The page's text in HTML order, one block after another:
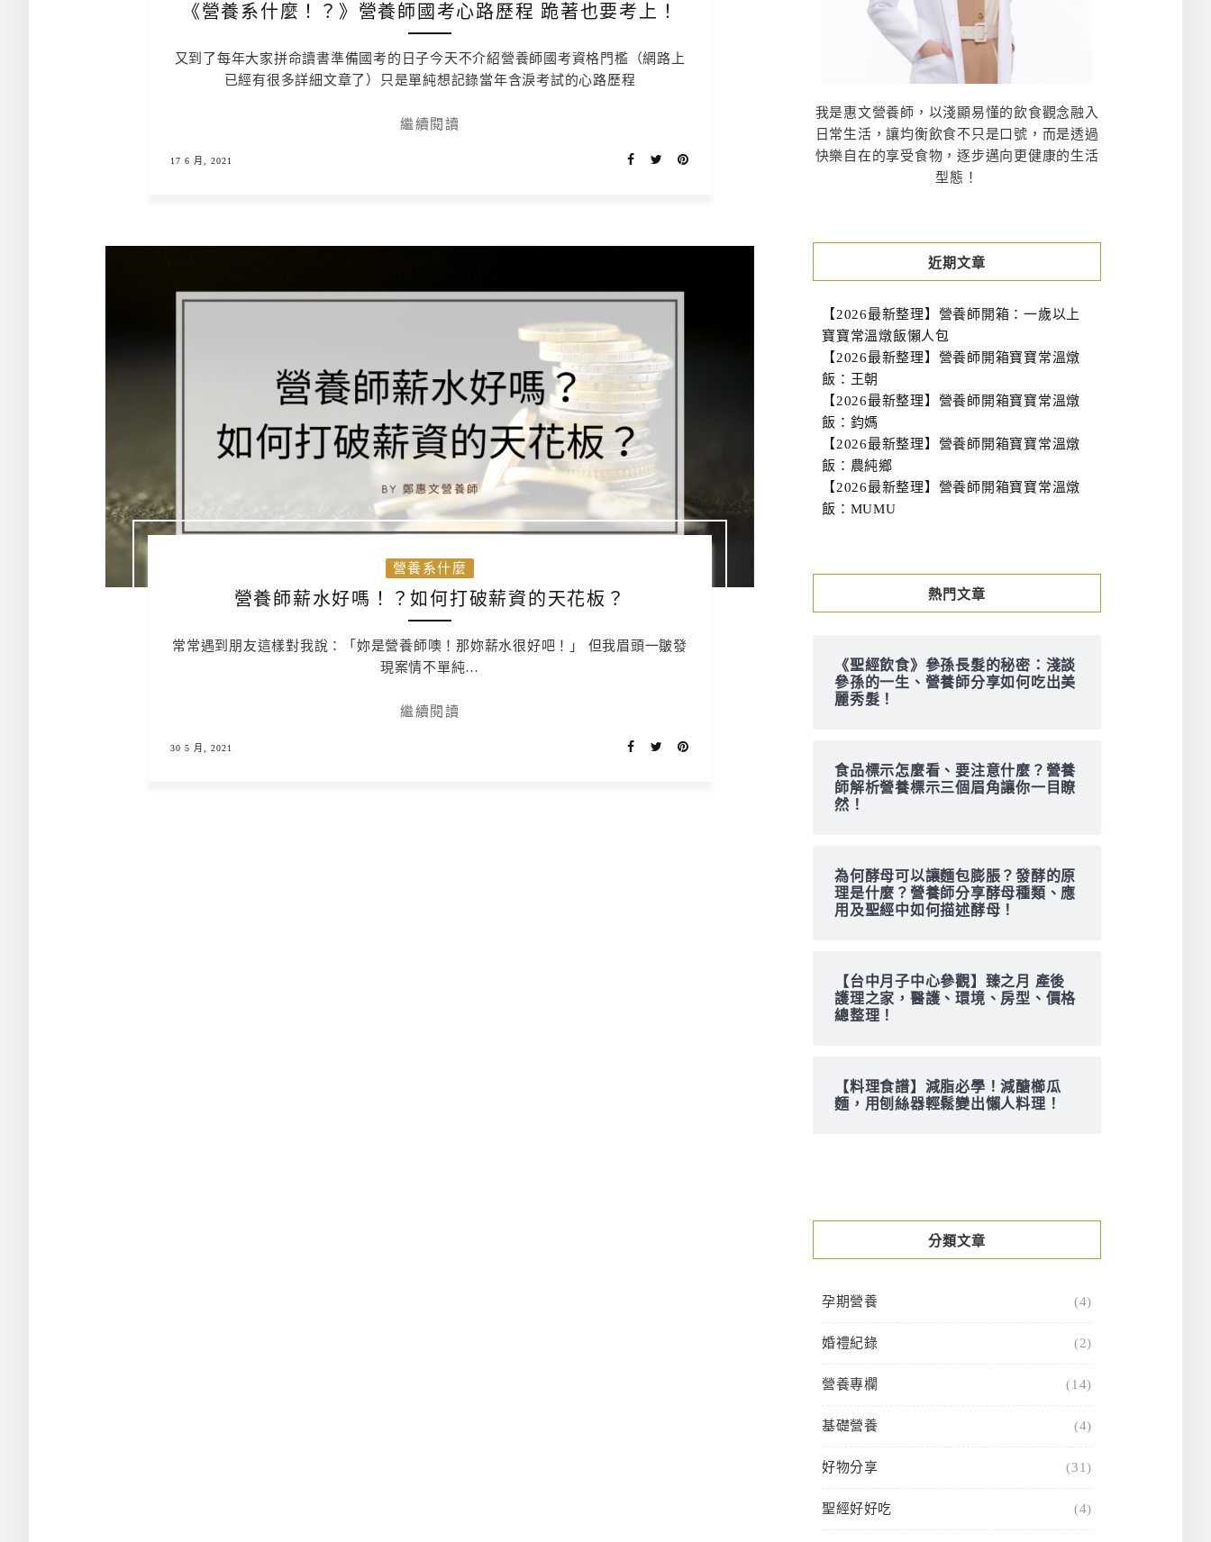
《營養系什麼！？》營養師國考心路歷程 跪著也要考上！
又到了每年大家拼命讀書準備國考的日子今天不介紹營養師國考資格門檻（網路上
已經有很多詳細文章了）只是單純想記錄當年含淚考試的心路歷程
繼續閱讀
17 6 月, 2021
營養系什麼
營養師薪水好嗎！？如何打破薪資的天花板？
常常遇到朋友這樣對我說：「妳是營養師噢！那妳薪水很好吧！」 但我眉頭一皺發
現案情不單純…
繼續閱讀
30 5 月, 2021
我是惠文營養師，以淺顯易懂的飲食觀念融入
日常生活，讓均衡飲食不只是口號，而是透過
快樂自在的享受食物，逐步邁向更健康的生活
型態！
近期文章
【2026最新整理】營養師開箱：一歲以上
寶寶常溫燉飯懶人包
【2026最新整理】營養師開箱寶寶常溫燉
飯：王朝
【2026最新整理】營養師開箱寶寶常溫燉
飯：鈞媽
【2026最新整理】營養師開箱寶寶常溫燉
飯：農純鄉
【2026最新整理】營養師開箱寶寶常溫燉
飯：MUMU
熱門文章
《聖經飲食》參孫長髮的秘密：淺談
參孫的一生、營養師分享如何吃出美
麗秀髮！
食品標示怎麼看、要注意什麼？營養
師解析營養標示三個眉角讓你一目瞭
然！
為何酵母可以讓麵包膨脹？發酵的原
理是什麼？營養師分享酵母種類、應
用及聖經中如何描述酵母！
【台中月子中心參觀】臻之月 產後
護理之家，醫護、環境、房型、價格
總整理！
【料理食譜】減脂必學！減醣櫛瓜
麵，用刨絲器輕鬆變出懶人料理！
分類文章
孕期營養 (4)
婚禮紀錄 (2)
營養專欄 (14)
基礎營養 (4)
好物分享 (31)
聖經好好吃 (4)